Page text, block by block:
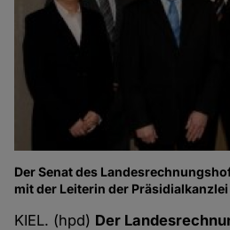
Der Senat des
mit der Leiterin der Präsidialkanzlei
KIEL. (hpd) Der